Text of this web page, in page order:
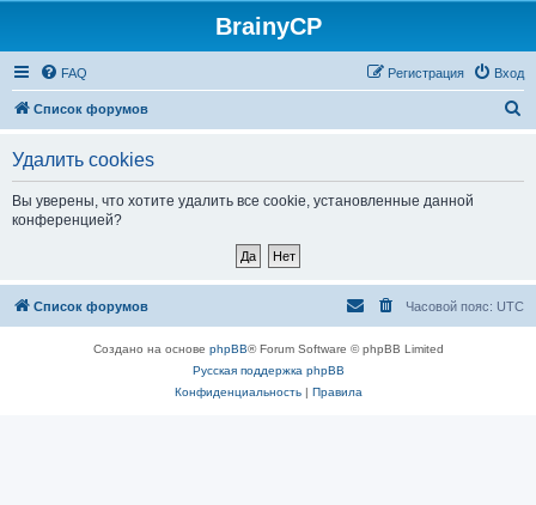
BrainyCP
FAQ Вход
Регистрация
Список форумов
Удалить cookies
Вы уверены, что хотите удалить все cookie, установленные данной
конференцией?
Список форумов Часовой пояс: UTC
Создано на основе phpBB® Forum Software © phpBB Limited
Русская поддержка phpBB
Конфиденциальность| Правила